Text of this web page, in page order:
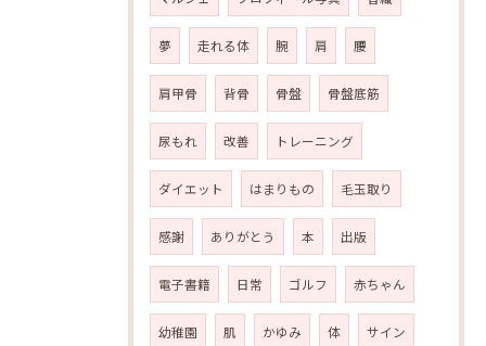
夢 走れる体 腕 肩 腰
肩甲骨 背骨 骨盤 骨盤底筋
尿もれ 改善 トレーニング
ダイエット はまりもの 毛玉取り
感謝 ありがとう 本 出版
電子書籍 日常 ゴルフ 赤ちゃん
幼稚園 肌 かゆみ 体 サイン